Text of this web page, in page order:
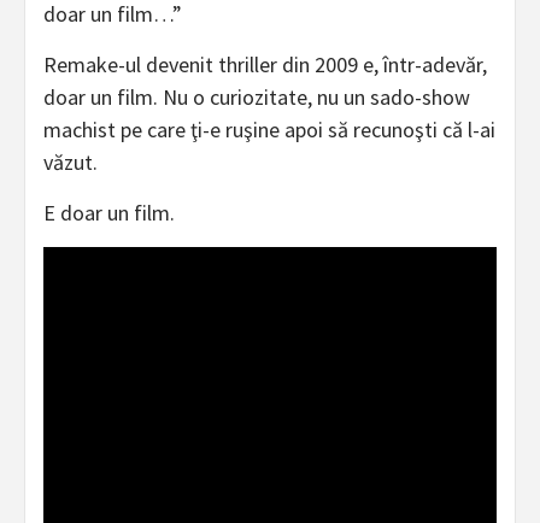
doar un film…”
Remake-ul devenit thriller din 2009 e, într-adevăr,
doar un film. Nu o curiozitate, nu un sado-show
machist pe care ţi-e ruşine apoi să recunoşti că l-ai
văzut.
E doar un film.